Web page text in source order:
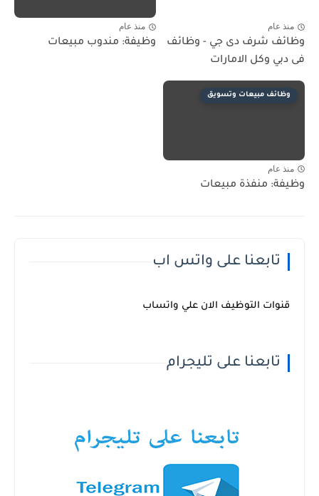
منذ عام
وظائف شرف دى جي - وظائف
فى دبي وكل الامارات
منذ عام
وظيفة: مندوب مبيعات
وظائف مبيعات وتسويق
منذ عام
وظيفة: منفذة مبيعات
تابعنا على واتس اب
قنوات التوظيف الان علي واتساب
تابعنا على تليجرام